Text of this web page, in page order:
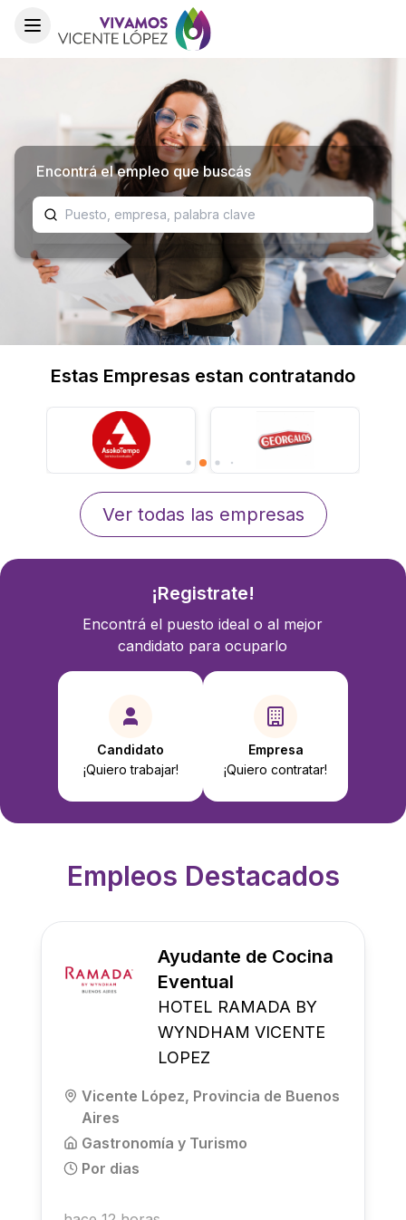
Toggle menu
Encontrá el empleo que buscás
Estas Empresas estan contratando
Ver todas las empresas
¡Registrate!
Encontrá el puesto ideal o al mejor
candidato para ocuparlo
Candidato
¡Quiero trabajar!
Empresa
¡Quiero contratar!
Empleos Destacados
Ayudante de Cocina
Eventual
HOTEL RAMADA BY
WYNDHAM VICENTE
LOPEZ
Vicente López, Provincia de Buenos
Aires
Gastronomía y Turismo
Por dias